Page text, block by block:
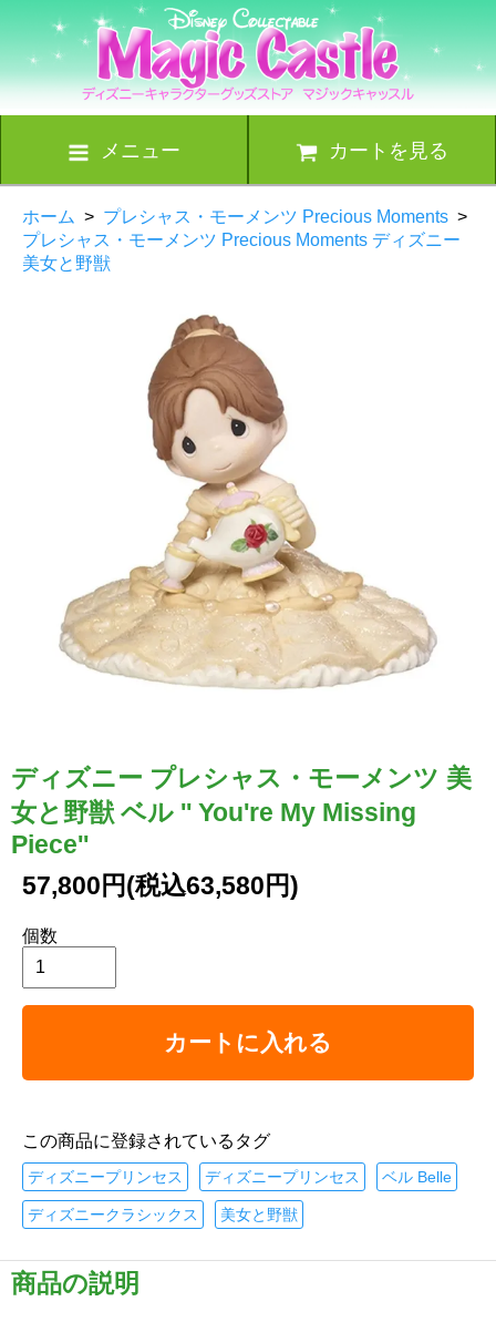
メニュー カートを見る
ホーム > プレシャス・モーメンツ Precious Moments >
プレシャス・モーメンツ Precious Moments ディズニー
美女と野獣
ディズニー プレシャス・モーメンツ 美
女と野獣 ベル '' You're My Missing
Piece''
57,800円(税込63,580円)
個数
カートに入れる
この商品に登録されているタグ
ディズニープリンセス ディズニープリンセス ベル Belle
ディズニークラシックス 美女と野獣
商品の説明